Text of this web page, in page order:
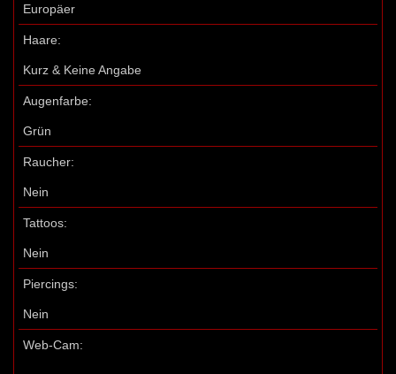
Europäer
Haare:
Kurz & Keine Angabe
Augenfarbe:
Grün
Raucher:
Nein
Tattoos:
Nein
Piercings:
Nein
Web-Cam: